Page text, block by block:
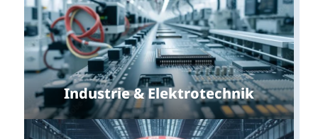
Industrie & Elektrotechnik